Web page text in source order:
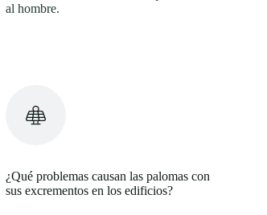
al hombre.
¿Qué problemas causan las palomas con
sus excrementos en los edificios?